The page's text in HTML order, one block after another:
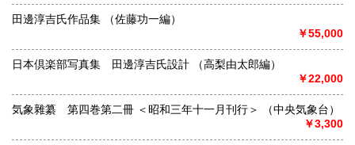
田邊淳吉氏作品集 （佐藤功一編）
￥55,000
日本倶楽部写真集 田邊淳吉氏設計 （高梨由太郎編）
￥22,000
気象雜纂 第四巻第二冊 ＜昭和三年十一月刊行＞ （中央気象台）
￥3,300